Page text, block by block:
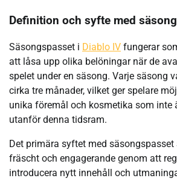
Definition och syfte med
Säsongspasset i Diablo IV fungerar
att låsa upp olika belöningar när de
spelet under en säsong. Varje säsong
cirka tre månader, vilket ger spelare
unika föremål och kosmetika som inte
utanför denna tidsram.
Det primära syftet med
fräscht och engagerande genom att
introducera nytt innehåll och